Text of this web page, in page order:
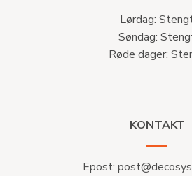
Lørdag:
Søndag:
Røde dager:
KONTAKT
Epost: